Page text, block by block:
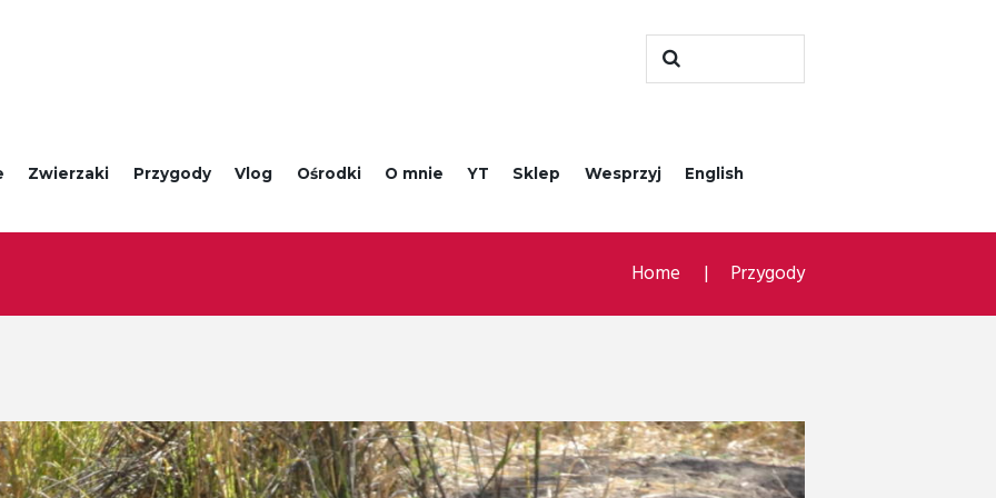
Zwierzaki Przygody Vlog Ośrodki O mnie YT Sklep Wesprzyj English
Home Przygody